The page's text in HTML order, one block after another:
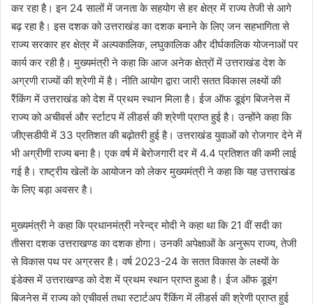
कर रहा है। इन 24 सालों में जनता के सहयोग से हर क्षेत्र में राज्य तेजी से आगे
बढ़ रहा है। इस दशक को उत्तराखंड का दशक बनाने के लिए जन सहभागिता से
राज्य सरकार हर क्षेत्र में अल्पकालिक, लघुकालिक और दीर्घकालिक योजनाओं पर
कार्य कर रही है। मुख्यमंत्री ने कहा कि आज अनेक क्षेत्रों में उत्तराखंड देश के
अग्रणी राज्यों की श्रेणी में है। नीति आयोग द्वारा जारी सतत विकास लक्ष्यों की
रैंकिंग में उत्तराखंड को देश में प्रथम स्थान मिला है। ईज ऑफ डूइंग बिजनेस में
राज्य को अचीवर्स और र्स्टाटप में लीडर्स की श्रेणी प्राप्त हुई है। उन्होंने कहा कि
जीएसडीपी में 33 प्रतिशत की बढ़ोतरी हुई है। उत्तराखंड युवाओं को रोजगार देने में
भी अग्रीणी राज्य बना है। एक वर्ष में बेरोजगारी दर में 4.4 प्रतिशत की कमी लाई
गई है। राष्ट्रीय खेलों के आयोजन को लेकर मुख्यमंत्री ने कहा कि यह उत्तराखंड
के लिए बड़ा अवसर है।
मुख्यमंत्री ने कहा कि प्रधानमंत्री नरेन्द्र मोदी ने कहा था कि 21 वीं सदी का
तीसरा दशक उत्तराखण्ड का दशक होगा। उनकी अपेक्षाओं के अनुरूप राज्य, तेजी
से विकास पथ पर अग्रसर है। वर्ष 2023-24 के सतत विकास के लक्ष्यों के
इंडेक्स में उत्तराखण्ड को देश में प्रथम स्थान प्राप्त हुआ है। ईज ऑफ डूइंग
बिजनेस में राज्य को एचीवर्स तथा स्टार्टअप रैंकिंग में लीडर्स की श्रेणी प्राप्त हुई